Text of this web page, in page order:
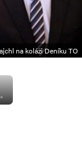
na koláži Deníku TO